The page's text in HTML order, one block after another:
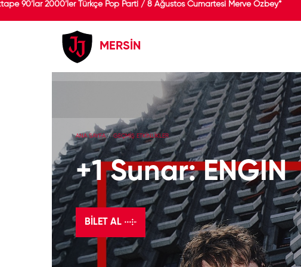
90’lar 2000’ler Türkçe Pop Parti / 8 Ağustos Cumartesi Merve Özbey*
MERSİN
ANA SAYFA GEÇMİŞ ETKİNLİKLER
+1 Sunar: ENGIN
BILET AL